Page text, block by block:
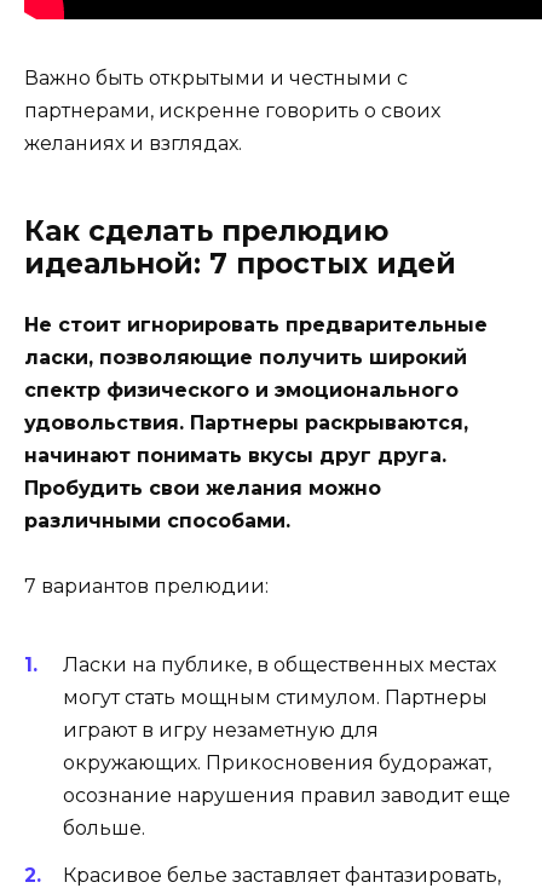
Важно быть открытыми и честными с
партнерами, искренне говорить о своих
желаниях и взглядах.
Как сделать прелюдию
идеальной: 7 простых идей
Не стоит игнорировать предварительные
ласки, позволяющие получить широкий
спектр физического и эмоционального
удовольствия. Партнеры раскрываются,
начинают понимать вкусы друг друга.
Пробудить свои желания можно
различными способами.
7 вариантов прелюдии:
Ласки на публике, в общественных местах
могут стать мощным стимулом. Партнеры
играют в игру незаметную для
окружающих. Прикосновения будоражат,
осознание нарушения правил заводит еще
больше.
Красивое белье заставляет фантазировать,